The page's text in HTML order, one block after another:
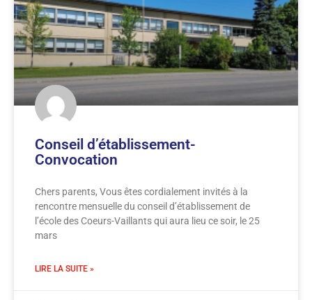
Conseil d’établissement-
Convocation
Chers parents, Vous êtes cordialement invités à la
rencontre mensuelle du conseil d’établissement de
l’école des Coeurs-Vaillants qui aura lieu ce soir, le 25
mars
LIRE LA SUITE »